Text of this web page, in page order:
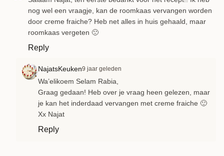
nog wel een vraagje, kan de roomkaas vervangen worden
door creme fraiche? Heb net alles in huis gehaald, maar
roomkaas vergeten 🙁
Reply
NajatsKeuken9 jaar geleden
Wa’elikoem Selam Rabia,
Graag gedaan! Heb over je vraag heen gelezen, maar
je kan het inderdaad vervangen met creme fraiche 🙂
Xx Najat
Reply